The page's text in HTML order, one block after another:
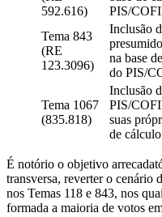
592.616)
PIS/
Tema 843
(RE
123.3096)
Inclusão
na base
do PIS/
Tema 1067
(835.818)
Inclusão
PIS/
suas
de
É notório o objetivo
transversa, reverter o cenário
nos Temas 118 e 843, nos
formada a maioria de votos